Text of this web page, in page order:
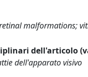
malformations;
dell'articolo
dell'apparato visivo